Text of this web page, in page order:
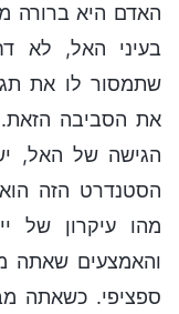
האדם היא ברורה
בעיני האל, לא
שתמסור לו את
את הסביבה הזאת.
הגישה של האל,
הסטנדרט הזה
מהו עיקרון של
והאמצעים שאתה
ספציפי. כשאתה